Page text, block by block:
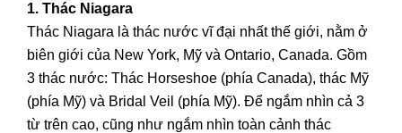
1. Thác Niagara
Thác Niagara là thác nước vĩ đại nhất thế giới, nằm ở
biên giới của New York, Mỹ và Ontario, Canada. Gồm
3 thác nước: Thác Horseshoe (phía Canada), thác Mỹ
(phía Mỹ) và Bridal Veil (phía Mỹ). Để ngắm nhìn cả 3
từ trên cao, cũng như ngắm nhìn toàn cảnh thác